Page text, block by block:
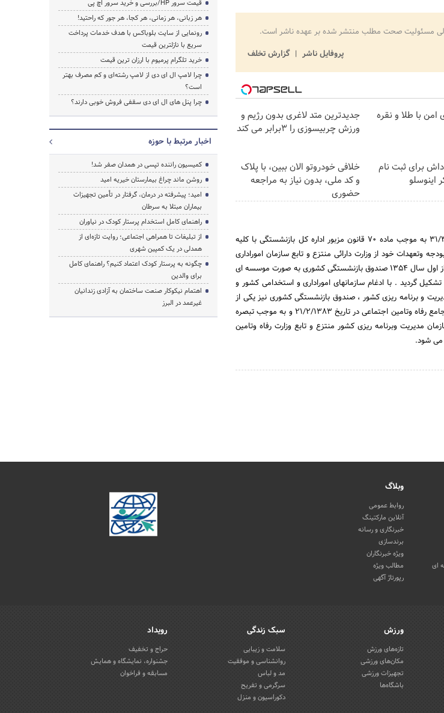
ولی مسئولیت صحت مطلب منتشر شده بر عهده ناشر است.
پروفایل ناشر
گزارش تخلف
امن با طلا و نقره
جدیدترین متد لاغری بدون رژیم و
ورزش چربیسوزی را 3برابر می کند
پاداش برای ثبت نام
اینوسلو
خلافی خودروتو الان ببین، با پلاک
و کد ملی، بدون نیاز به مراجعه
حضوری
پس از تصویب قانون استخدام کشوری در تاریخ 31/3/1345 به موجب ماده 70 قانون مزبور اداره کل بازنشستگی با کلیه
وتعهدات خود از وزارت دارائی منتزع و تابع سازمان اموراداری
واستخدامی کشور گردید و براساس اصلاحیه ماده مذکور از اول سال 1354 صندوق بازنشستگی کشوری به صورت موسسه ای
گردید . با ادغام سازمانهای اموراداری و استخدامی کشور و
1378و تشکیل سازمان مدیریت و برنامه ریزی کشور ، صندوق بازنشستگی کشوری نیز یکی از
موسسات تابعه این سازمان شد ، با تصویب قانون نظام جامع رفاه وتامین اجتماعی در تاریخ 21/2/1383 و به موجب تبصره
مدیریت وبرنامه ریزی کشور منتزع و تابع وزارت رفاه وتامین
می شود.
قیمت سرور HP/بررسی و خرید سرور اچ پی
هر زبانی، هر زمانی، هر کجا، هر جور که راحتید!
رونمایی از سایت بلوباکس با هدف خدمات پرداخت
سریع با نازلترین قیمت
خرید تلگرام پرمیوم با ارزان ترین قیمت
چرا لامپ ال ای دی از لامپ رشته‌ای و کم مصرف بهتر
است؟
چرا پنل های ال ای دی سقفی فروش خوبی دارند؟
اخبار مرتبط با حوزه
کمیسیون راننده تپسی در همدان صفر شد!
روشن ماند چراغ بیمارستان خیریه امید
امید؛ پیشرفته در درمان، گرفتار در تأمین تجهیزات
بیماران مبتلا به سرطان
راهنمای کامل استخدام پرستار کودک در نیاوران
از تبلیغات تا همراهی اجتماعی؛ روایت تازه‌ای از
همدلی در یک کمپین شهری
چگونه به پرستار کودک اعتماد کنیم؟ راهنمای کامل
برای والدین
اهتمام نیکوکار صنعت ساختمان به آزادی زندانیان
غیرعمد در البرز
ای
وبلاگ
روابط عمومی
آنلاین مارکتینگ
خبرنگاری و رسانه
برندسازی
ویژه خبرنگاران
مطالب ویژه
رپورتاژ آگهی
ورزش
تازه‌های ورزش
مکان‌های ورزشی
تجهیزات ورزشی
باشگاه‌ها
سبک زندگی
سلامت و زیبایی
روانشناسی و موفقیت
مد و لباس
سرگرمی و تفریح
دکوراسیون و منزل
رویداد
حراج و تخفیف
جشنواره، نمایشگاه و همایش
مسابقه و فراخوان